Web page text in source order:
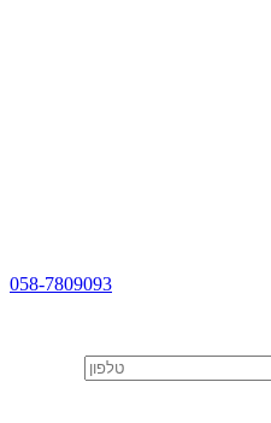
058-7809093